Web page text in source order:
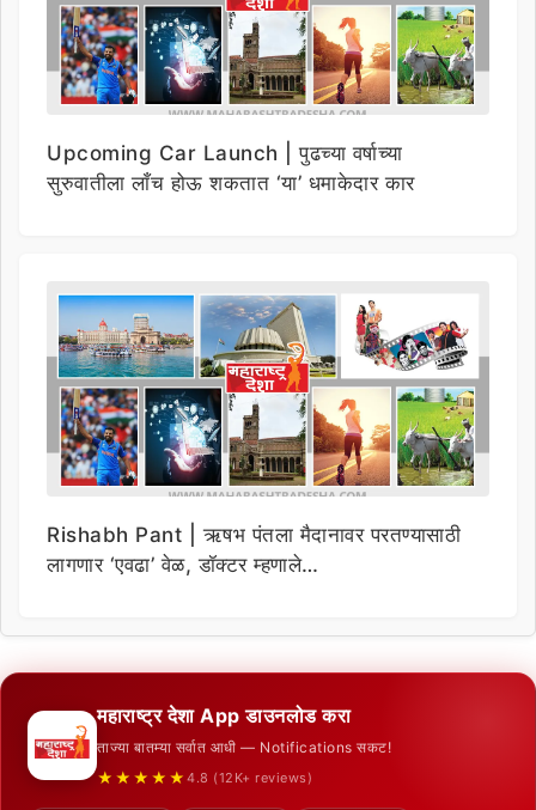
Upcoming Car Launch | पुढच्या वर्षाच्या
सुरुवातीला लाँच होऊ शकतात ‘या’ धमाकेदार कार
Rishabh Pant | ऋषभ पंतला मैदानावर परतण्यासाठी
लागणार ‘एवढा’ वेळ, डॉक्टर म्हणाले…
महाराष्ट्र देशा App डाउनलोड करा
ताज्या बातम्या सर्वात आधी — Notifications सकट!
★★★★★ 4.8 (12K+ reviews)